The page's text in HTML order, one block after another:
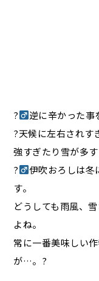
?‍
逆に辛かった事
?天候に左右されす
強すぎたり雪が多
?‍
伊吹おろしは冬
す。
どうしても雨風、
よね。
常に一番美味しい
が…。?